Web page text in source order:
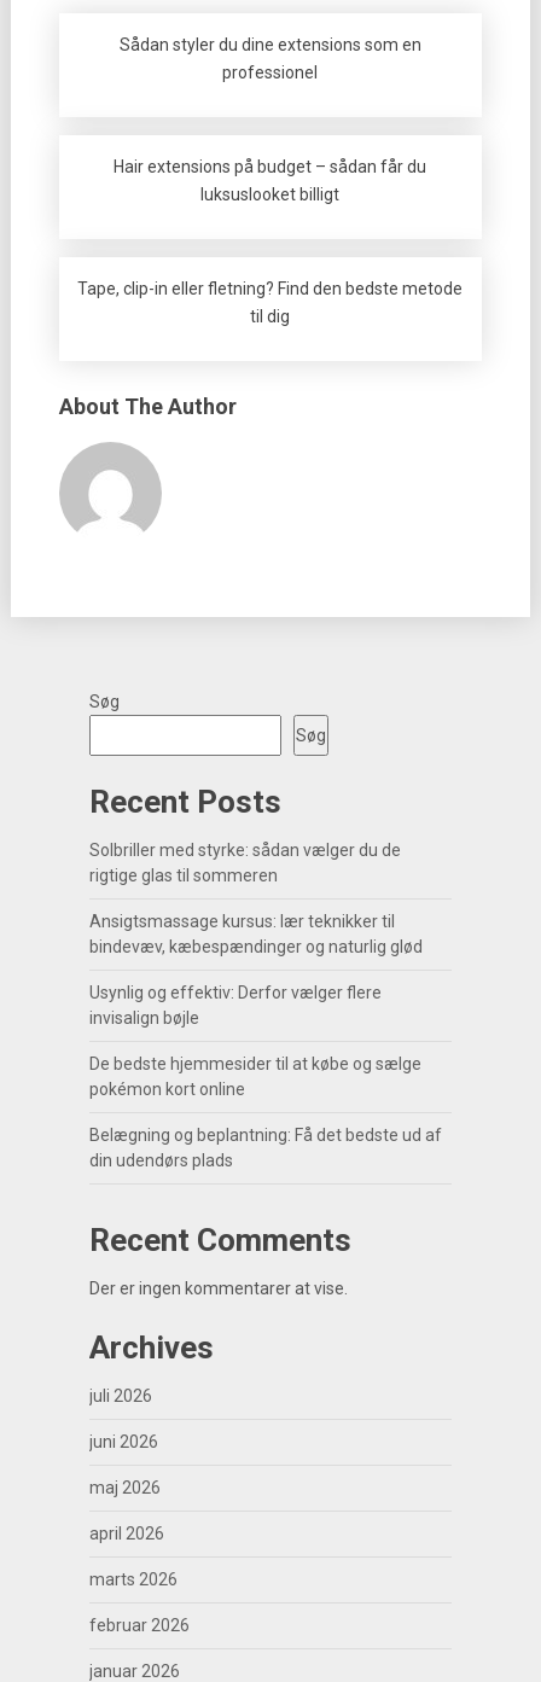
Sådan styler du dine extensions som en
professionel
Hair extensions på budget – sådan får du
luksuslooket billigt
Tape, clip-in eller fletning? Find den bedste metode
til dig
About The Author
Søg
Søg
Recent Posts
Solbriller med styrke: sådan vælger du de
rigtige glas til sommeren
Ansigtsmassage kursus: lær teknikker til
bindevæv, kæbespændinger og naturlig glød
Usynlig og effektiv: Derfor vælger flere
invisalign bøjle
De bedste hjemmesider til at købe og sælge
pokémon kort online
Belægning og beplantning: Få det bedste ud af
din udendørs plads
Recent Comments
Der er ingen kommentarer at vise.
Archives
juli 2026
juni 2026
maj 2026
april 2026
marts 2026
februar 2026
januar 2026